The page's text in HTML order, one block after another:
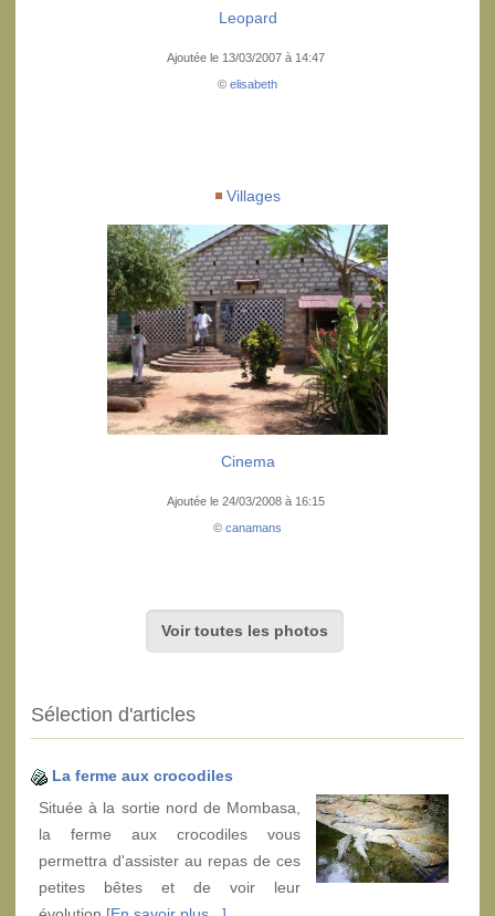
Leopard
Ajoutée le 13/03/2007 à 14:47
© elisabeth
Villages
Cinema
Ajoutée le 24/03/2008 à 16:15
© canamans
Voir toutes les photos
Sélection d'articles
La ferme aux crocodiles
Située à la sortie nord de Mombasa,
la ferme aux crocodiles vous
permettra d'assister au repas de ces
petites bêtes et de voir leur